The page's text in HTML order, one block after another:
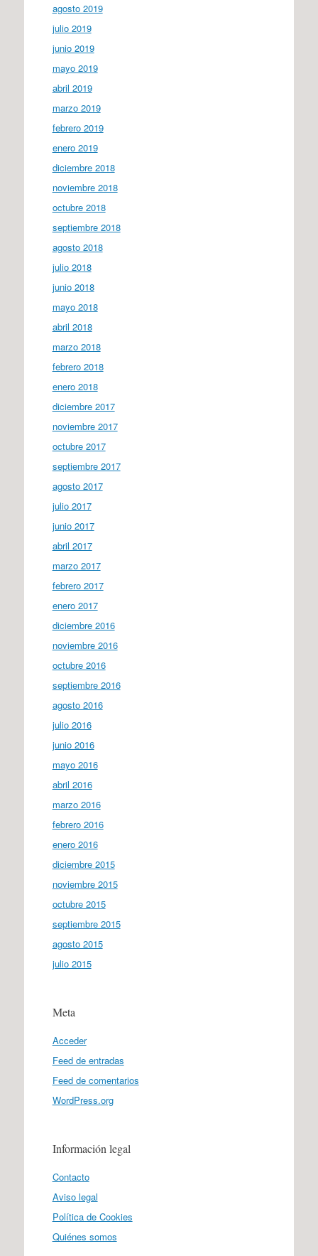
agosto 2019
julio 2019
junio 2019
mayo 2019
abril 2019
marzo 2019
febrero 2019
enero 2019
diciembre 2018
noviembre 2018
octubre 2018
septiembre 2018
agosto 2018
julio 2018
junio 2018
mayo 2018
abril 2018
marzo 2018
febrero 2018
enero 2018
diciembre 2017
noviembre 2017
octubre 2017
septiembre 2017
agosto 2017
julio 2017
junio 2017
abril 2017
marzo 2017
febrero 2017
enero 2017
diciembre 2016
noviembre 2016
octubre 2016
septiembre 2016
agosto 2016
julio 2016
junio 2016
mayo 2016
abril 2016
marzo 2016
febrero 2016
enero 2016
diciembre 2015
noviembre 2015
octubre 2015
septiembre 2015
agosto 2015
julio 2015
Meta
Acceder
Feed de entradas
Feed de comentarios
WordPress.org
Información legal
Contacto
Aviso legal
Política de Cookies
Quiénes somos